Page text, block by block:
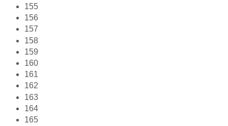
155
156
157
158
159
160
161
162
163
164
165